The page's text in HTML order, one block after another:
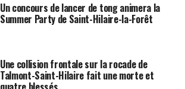
Un concours de lancer de tong animera la
Summer Party de Saint-Hilaire-la-Forêt
Une collision frontale sur la rocade de
Talmont-Saint-Hilaire fait une morte et